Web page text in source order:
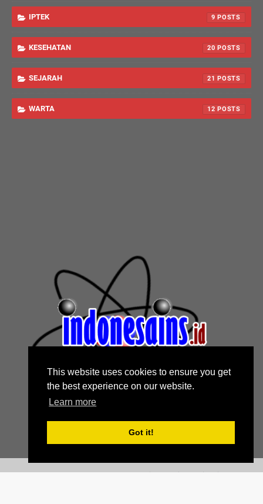
This website uses cookies to ensure you get
the best experience on our website.
Learn more
Got it!
IPTEK 9
KESEHATAN 20
SEJARAH 21
WARTA 12